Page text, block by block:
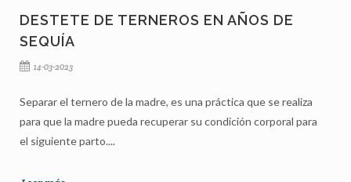
DESTETE DE TERNEROS EN AÑOS DE
SEQUÍA
14-03-2023
Separar el ternero de la madre, es una práctica que se realiza
para que la madre pueda recuperar su condición corporal para
el siguiente parto....